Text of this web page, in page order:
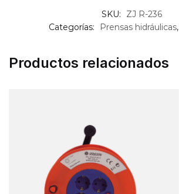
SKU:
ZJ R-236
Categorías:
Prensas hidráulicas,
Productos relacionados